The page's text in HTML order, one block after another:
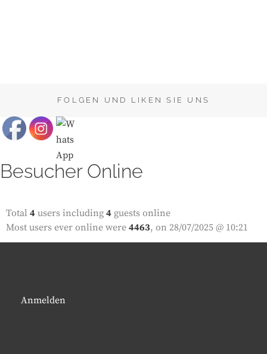
FOLGEN UND LIKEN SIE UNS
Besucher Online
Total 4 users including 4 guests online
Most users ever online were 4463, on 28/07/2025 @ 10:21
Anmelden